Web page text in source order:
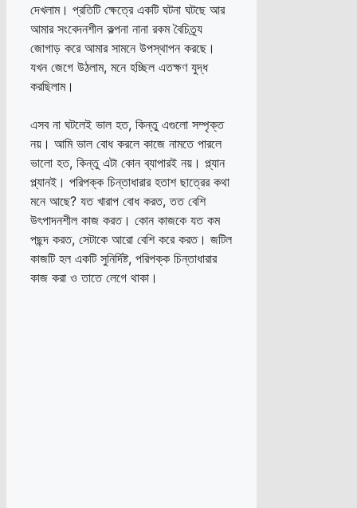
দেখলাম। প্রতিটি ক্ষেত্রে একটি ঘটনা ঘটছে আর
আমার সংবেদনশীল কল্পনা নানা রকম বৈচিত্র্য
জোগাড় করে আমার সামনে উপস্থাপন করছে।
যখন জেগে উঠলাম, মনে হচ্ছিল এতক্ষণ যুদ্ধ
করছিলাম।
এসব না ঘটলেই ভাল হত, কিন্তু এগুলো সম্পৃক্ত
নয়। আমি ভাল বোধ করলে কাজে নামতে পারলে
ভালো হত, কিন্তু এটা কোন ব্যাপারই নয়। প্ল্যান
প্ল্যানই। পরিপক্ক চিন্তাধারার হতাশ ছাত্রের কথা
মনে আছে? যত খারাপ বোধ করত, তত বেশি
উৎপাদনশীল কাজ করত। কোন কাজকে যত কম
পছন্দ করত, সেটাকে আরো বেশি করে করত। জটিল
কাজটি হল একটি সুনির্দিষ্ট, পরিপক্ক চিন্তাধারার
কাজ করা ও তাতে লেগে থাকা।